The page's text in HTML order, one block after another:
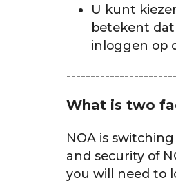
U kunt
betekent
inloggen op
What is two
NOA is
and security of
you will need to